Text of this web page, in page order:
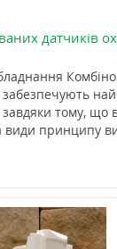
датчиків
забезпечують
тому, що
види принципу